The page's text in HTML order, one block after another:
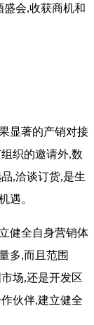
盛会,收获商机和
显著的产销对接
织的邀请外,数
,洽谈订货,是生
遇。
健全自身营销体
多,而且范围
场,还是开发区
伙伴,建立健全